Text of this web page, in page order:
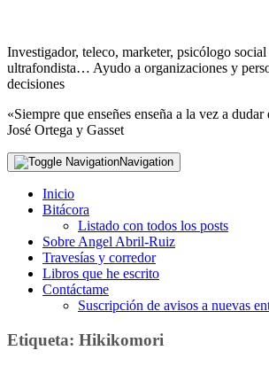
Investigador, teleco, marketer, psicólogo
ultrafondista… Ayudo a organizaciones y
decisiones
«Siempre que enseñes enseña a la vez a dudar
José Ortega y Gasset
Navigation
Inicio
Bitácora
Listado con todos los posts
Sobre Angel Abril-Ruiz
Travesías y corredor
Libros que he escrito
Contáctame
Suscripción de avisos a nuevas
Etiqueta: Hikikomori